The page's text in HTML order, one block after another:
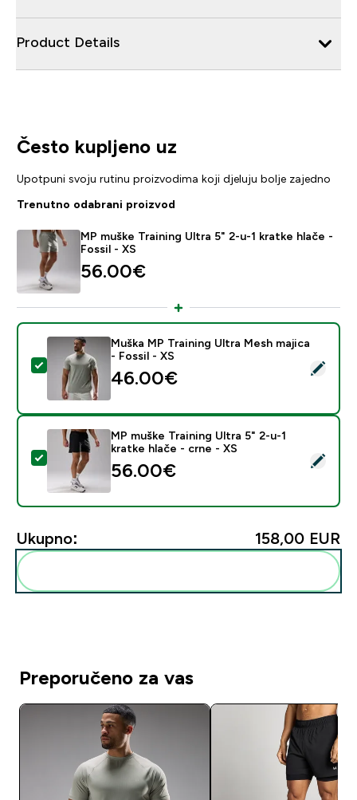
Product Details
Često kupljeno uz
Upotpuni svoju rutinu proizvodima koji djeluju bolje zajedno
Trenutno odabrani proizvod
MP muške Training Ultra 5" 2-u-1 kratke hlače -
Fossil - XS
56.00€‎
Odaberi ovaj proizvod - Muška MP Training Ultra
Muška MP Training Ultra Mesh majica
- Fossil - XS
46.00€‎
Odaberi ovaj proizvod - MP muške Training Ultra 5" 2-
MP muške Training Ultra 5" 2-u-1
kratke hlače - crne - XS
56.00€‎
Ukupno: 158,00 EUR‎
Preporučeno za vas